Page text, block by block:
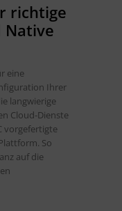
richtige
Native
eine
Ihrer
langwierige
Cloud-Dienste
vorgefertigte
So
auf die